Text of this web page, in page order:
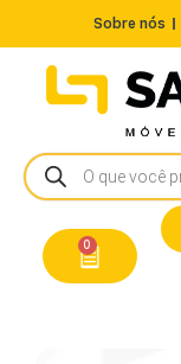
Sobre nós
0